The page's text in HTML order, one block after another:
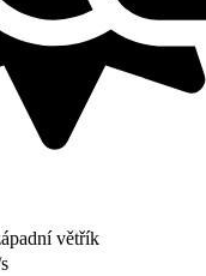
větřík